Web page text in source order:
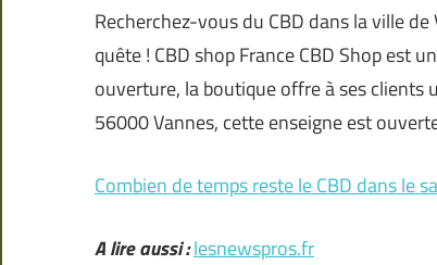
Recherchez-vous du CBD dans la ville
quête ! CBD shop France CBD Shop est
ouverture, la boutique offre à ses
56000 Vannes, cette enseigne est
Combien de temps reste le CBD dans le
A lire aussi :lesnewspros.fr